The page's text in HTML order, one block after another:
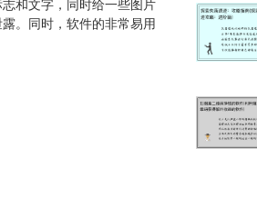
和文字，同时给一些图片
。同时，软件的非常易用